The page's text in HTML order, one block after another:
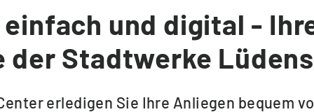
und digital -
der Stadtwerke
erledigen Sie Ihre Anliegen bequem